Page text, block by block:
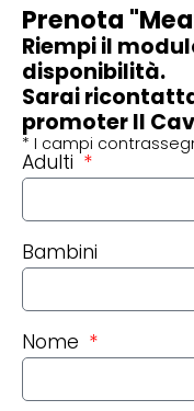
Prenota
Riempi il
disponibilità.
Sarai
promoter Il
* I campi
Adulti
Bambini
Nome